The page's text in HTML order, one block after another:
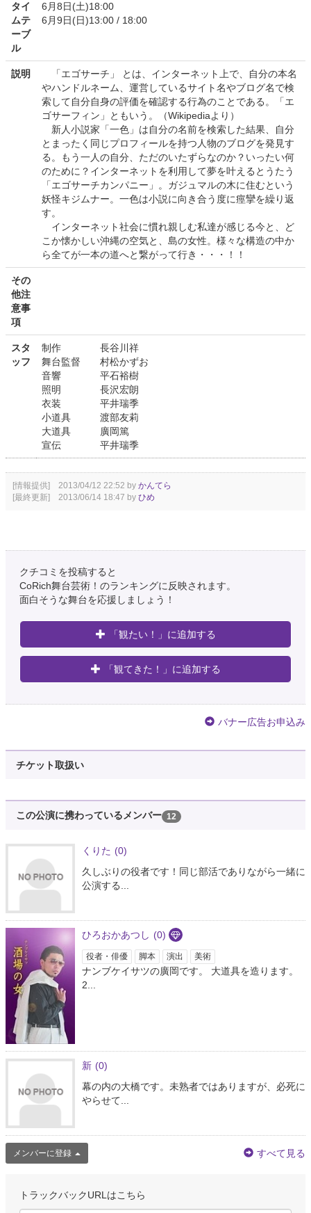
タイ
ムテ
ーブ
ル
6月8日(土)18:00
6月9日(日)13:00 / 18:00
説明
「エゴサーチ」 とは、インターネット上で、自分の本名
やハンドルネーム、運営しているサイト名やブログ名で検
索して自分自身の評価を確認する行為のことである。「エ
ゴサーフィン」ともいう。（Wikipediaより）
新人小説家「一色」は自分の名前を検索した結果、自分
とまったく同じプロフィールを持つ人物のブログを発見す
る。もう一人の自分、ただのいたずらなのか？いったい何
のために？インターネットを利用して夢を叶えるとうたう
「エゴサーチカンパニー」。ガジュマルの木に住むという
妖怪キジムナー。一色は小説に向き合う度に痙攣を繰り返
す。
インターネット社会に慣れ親しむ私達が感じる今と、ど
こか懐かしい沖縄の空気と、島の女性。様々な構造の中か
ら全てが一本の道へと繋がって行き・・・！！
その
他注
意事
項
スタ
ッフ
制作 長谷川祥
舞台監督 村松かずお
音響 平石裕樹
照明 長沢宏朗
衣装 平井瑞季
小道具 渡部友莉
大道具 廣岡篤
宣伝 平井瑞季
[情報提供] 2013/04/12 22:52 by かんてら
[最終更新] 2013/06/14 18:47 by ひめ
クチコミを投稿すると
CoRich舞台芸術！のランキングに反映されます。
面白そうな舞台を応援しましょう！
「観たい！」に追加する
「観てきた！」に追加する
バナー広告お申込み
チケット取扱い
この公演に携わっているメンバー 12
くりた (0)
久しぶりの役者です！同じ部活でありながら一緒に
公演する...
ひろおかあつし (0)
役者・俳優 脚本 演出 美術
ナンブケイサツの廣岡です。 大道具を造ります。
2...
新 (0)
幕の内の大橋です。未熟者ではありますが、必死に
やらせて...
メンバーに登録 すべて見る
トラックバックURLはこちら